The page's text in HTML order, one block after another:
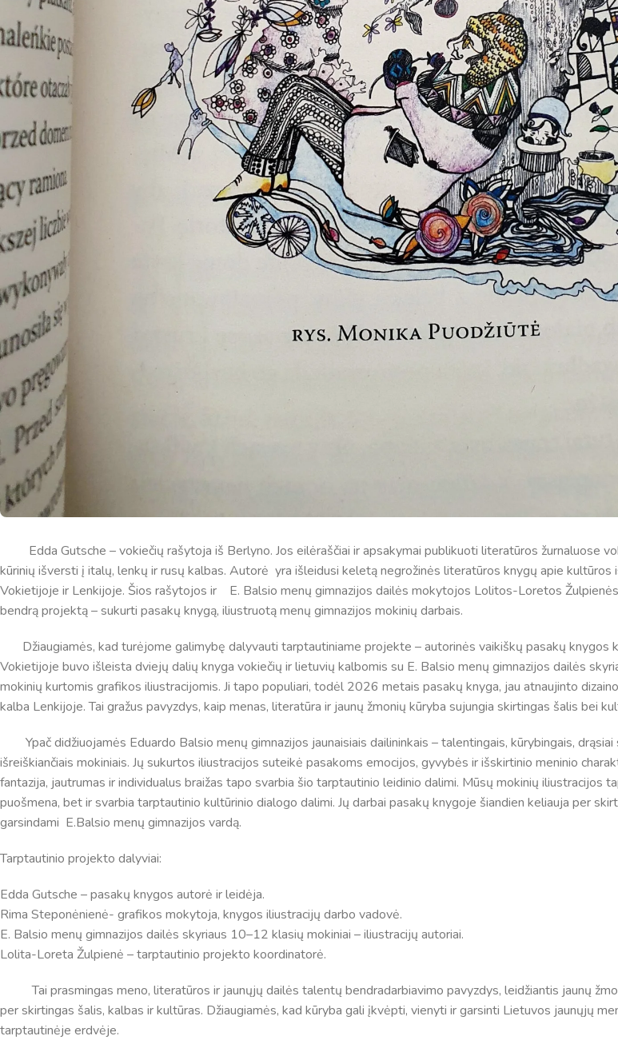
8:00
8:45
2
8:55
9:40
3
9:50
10:35
4
10:50
11:35
5
11:55
12:40
6
13:00
13:45
7
14:00
14:45
8
14:55
15:40
15:50
16:35
10
16:45
17:30
11
17:40
18:25
12
18:35 19:20
Pradinių klasių pamokų
Atostogos
2025 - 2026 mokslo metų
Netradicinio ugdymo dienos,
2025 - 2026 mokslo metų
susirinkimai
Veiklos ir renginių planas
2025 - 2026 mokslo metų veiklos
Edda Gutsche – vokiečių rašytoja iš Berlyno. Jos eilėraščiai ir apsakymai publikuoti literatūros žurnaluose
kūrinių išversti į italų, lenkų ir rusų kalbas. Autorė yra išleidusi keletą negrožinės literatūros knygų apie kultūros
Vokietijoje ir Lenkijoje. Šios rašytojos ir E. Balsio menų gimnazijos dailės mokytojos Lolitos-Loretos
bendrą projektą – sukurti pasakų knygą, iliustruotą menų gimnazijos mokinių darbais.
Džiaugiamės, kad turėjome galimybę dalyvauti tarptautiniame projekte – autorinės vaikiškų pasakų knygos
Vokietijoje buvo išleista dviejų dalių knyga vokiečių ir lietuvių kalbomis su E. Balsio menų gimnazijos dailės
mokinių kurtomis grafikos iliustracijomis. Ji tapo populiari, todėl 2026 metais pasakų knyga, jau atnaujinto
kalba Lenkijoje. Tai gražus pavyzdys, kaip menas, literatūra ir jaunų žmonių kūryba sujungia skirtingas šalis bei
Ypač didžiuojamės Eduardo Balsio menų gimnazijos jaunaisiais dailininkais – talentingais, kūrybingais, drąsiai
išreiškiančiais mokiniais. Jų sukurtos iliustracijos suteikė pasakoms emocijos, gyvybės ir išskirtinio meninio
fantazija, jautrumas ir individualus braižas tapo svarbia šio tarptautinio leidinio dalimi. Mūsų mokinių iliustracijos
puošmena, bet ir svarbia tarptautinio kultūrinio dialogo dalimi. Jų darbai pasakų knygoje šiandien keliauja per
garsindami E.Balsio menų gimnazijos vardą.
Tarptautinio projekto dalyviai:
Edda Gutsche – pasakų knygos autorė ir leidėja.
Rima Steponėnienė- grafikos mokytoja, knygos iliustracijų darbo vadovė.
E. Balsio menų gimnazijos dailės skyriaus 10–12 klasių mokiniai – iliustracijų autoriai.
Lolita-Loreta Žulpienė – tarptautinio projekto koordinatorė.
Tai prasmingas meno, literatūros ir jaunųjų dailės talentų bendradarbiavimo pavyzdys, leidžiantis jaunų
per skirtingas šalis, kalbas ir kultūras. Džiaugiamės, kad kūryba gali įkvėpti, vienyti ir garsinti Lietuvos jaunųjų
tarptautinėje erdvėje.